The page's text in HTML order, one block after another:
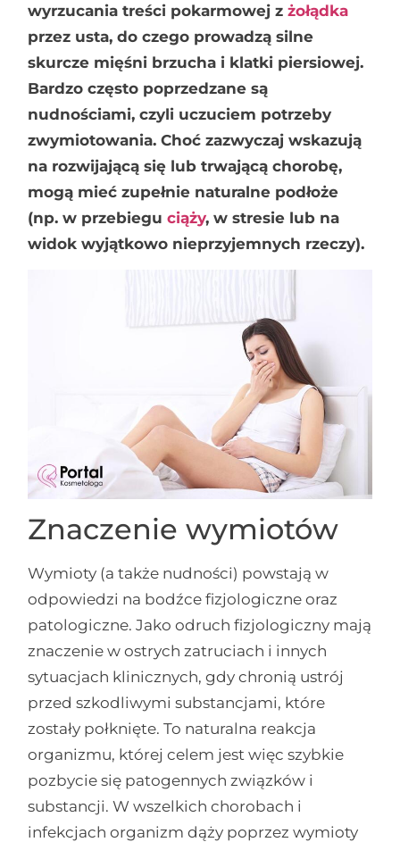
wyrzucania treści pokarmowej zżołądka
przez usta, do czego prowadzą silne
skurcze mięśni brzucha i klatki piersiowej.
Bardzo często poprzedzane są
nudnościami, czyli uczuciem potrzeby
zwymiotowania. Choć zazwyczaj wskazują
na rozwijającą się lub trwającą chorobę,
mogą mieć zupełnie naturalne podłoże
(np. w przebieguciąży, w stresie lub na
widok wyjątkowo nieprzyjemnych rzeczy).
Znaczenie wymiotów
Wymioty (a także nudności) powstają w
odpowiedzi na bodźce fizjologiczne oraz
patologiczne. Jako odruch fizjologiczny mają
znaczenie w ostrych zatruciach i innych
sytuacjach klinicznych, gdy chronią ustrój
przed szkodliwymi substancjami, które
zostały połknięte. To naturalna reakcja
organizmu, której celem jest więc szybkie
pozbycie się patogennych związków i
substancji. W wszelkich chorobach i
infekcjach organizm dąży poprzez wymioty